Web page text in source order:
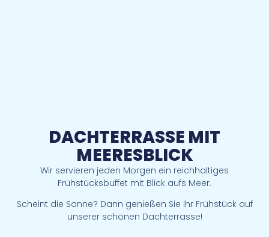
DACHTERRASSE MIT
MEERESBLICK
Wir servieren jeden Morgen ein reichhaltiges
Frühstücksbuffet mit Blick aufs Meer.
Scheint die Sonne? Dann genießen Sie Ihr Frühstück auf
unserer schönen Dachterrasse!